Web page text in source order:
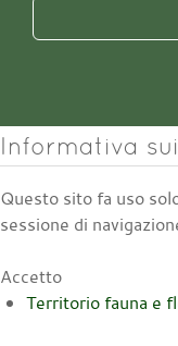
Informativa
Questo sito fa uso
sessione di
Accetto
Territorio fauna e